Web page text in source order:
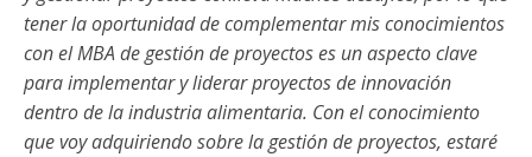
tener la oportunidad de complementar mis conocimientos
con el MBA de gestión de proyectos es un aspecto clave
para implementar y liderar proyectos de innovación
dentro de la industria alimentaria. Con el conocimiento
que voy adquiriendo sobre la gestión de proyectos, estaré